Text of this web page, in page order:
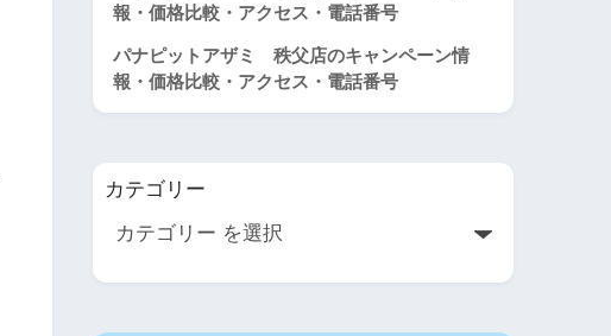
報・価格比較・アクセス・電話番号
パナピットアザミ 秩父店のキャンペーン情
報・価格比較・アクセス・電話番号
カテゴリー